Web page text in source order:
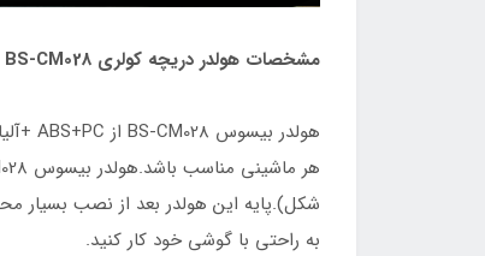
مشخصات هولدر دریچه کولری Baseus BS-CM028
شکل).پایه این هولدر بعد از نصب بسیار
به راحتی با گوشی خود کار کنید.